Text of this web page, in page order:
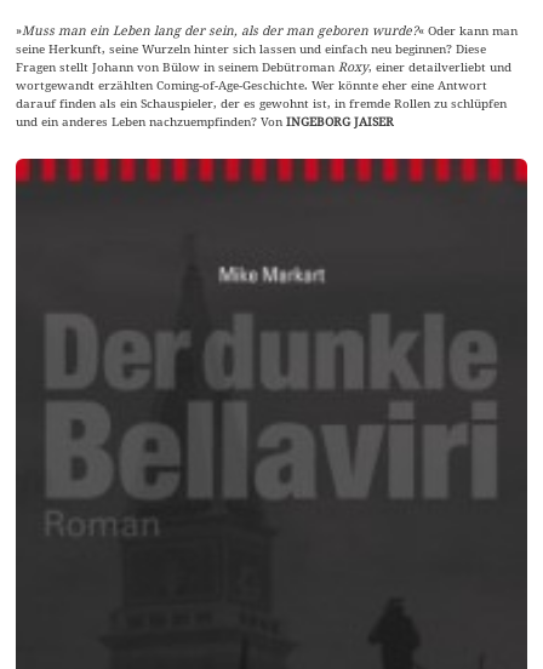
»Muss man ein Leben lang der sein, als der man geboren wurde?« Oder kann man
seine Herkunft, seine Wurzeln hinter sich lassen und einfach neu beginnen? Diese
Fragen stellt Johann von Bülow in seinem Debütroman Roxy, einer detailverliebt und
wortgewandt erzählten Coming-of-Age-Geschichte. Wer könnte eher eine Antwort
darauf finden als ein Schauspieler, der es gewohnt ist, in fremde Rollen zu schlüpfen
und ein anderes Leben nachzuempfinden? VonINGEBORG JAISER